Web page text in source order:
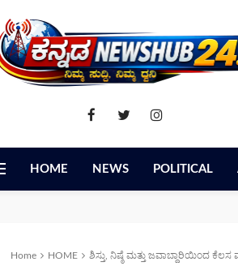
HOME NEWS POLITICAL
Home HOME ಶಿಸ್ತು, ನಿಷ್ಠೆ ಮತ್ತು ಜವಾಬ್ದಾರಿಯಿಂದ ಕೆಲಸ